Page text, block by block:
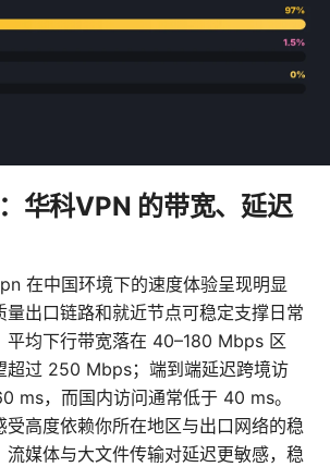
华科VPN 的带宽、延迟
在中国环境下的速度体验呈现明显
量出口链路和就近节点可稳定支撑日常
平均下行带宽落在 40–180 Mbps 区
超过 250 Mbps；端到端延迟跨境访
ms，而国内访问通常低于 40 ms。
受高度依赖你所在地区与出口网络的稳
流媒体与大文件传输对延迟更敏感，稳